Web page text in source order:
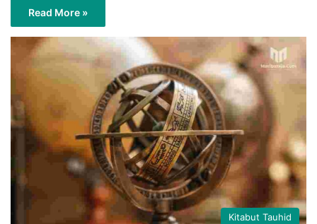
Read More »
Kitabut Tauhid